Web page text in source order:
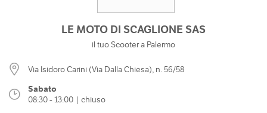
LE MOTO DI SCAGLIONE SAS
il tuo Scooter a Palermo
Via Isidoro Carini (Via Dalla Chiesa), n. 56/58
Sabato
08:30 - 13:00 | chiuso